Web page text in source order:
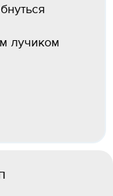
лучиком